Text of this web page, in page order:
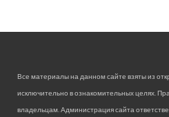
Все материалы на данном сайте взяты из
исключительно в ознакомительных целях.
владельцам. Администрация сайта